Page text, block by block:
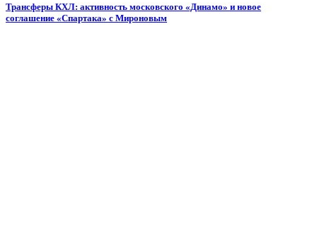
Трансферы КХЛ: активность московского «Динамо» и новое
соглашение «Спартака» с Мироновым